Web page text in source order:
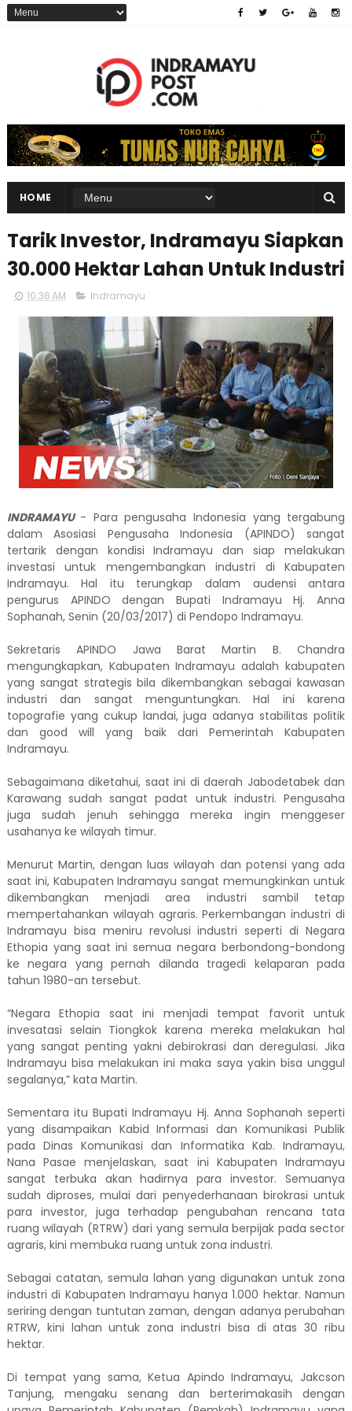
HOME
Tarik Investor, Indramayu Siapkan
30.000 Hektar Lahan Untuk Industri
10:36 AM Indramayu
INDRAMAYU - Para pengusaha Indonesia yang tergabung
dalam Asosiasi Pengusaha Indonesia (APINDO) sangat
tertarik dengan kondisi Indramayu dan siap melakukan
investasi untuk mengembangkan industri di Kabupaten
Indramayu. Hal itu terungkap dalam audensi antara
pengurus APINDO dengan Bupati Indramayu Hj. Anna
Sophanah, Senin (20/03/2017) di Pendopo Indramayu.
Sekretaris APINDO Jawa Barat Martin B. Chandra
mengungkapkan, Kabupaten Indramayu adalah kabupaten
yang sangat strategis bila dikembangkan sebagai kawasan
industri dan sangat menguntungkan. Hal ini karena
topografie yang cukup landai, juga adanya stabilitas politik
dan good will yang baik dari Pemerintah Kabupaten
Indramayu.
Sebagaimana diketahui, saat ini di daerah Jabodetabek dan
Karawang sudah sangat padat untuk industri. Pengusaha
juga sudah jenuh sehingga mereka ingin menggeser
usahanya ke wilayah timur.
Menurut Martin, dengan luas wilayah dan potensi yang ada
saat ini, Kabupaten Indramayu sangat memungkinkan untuk
dikembangkan menjadi area industri sambil tetap
mempertahankan wilayah agraris. Perkembangan industri di
Indramayu bisa meniru revolusi industri seperti di Negara
Ethopia yang saat ini semua negara berbondong-bondong
ke negara yang pernah dilanda tragedi kelaparan pada
tahun 1980-an tersebut.
“Negara Ethopia saat ini menjadi tempat favorit untuk
invesatasi selain Tiongkok karena mereka melakukan hal
yang sangat penting yakni debirokrasi dan deregulasi. Jika
Indramayu bisa melakukan ini maka saya yakin bisa unggul
segalanya,” kata Martin.
Sementara itu Bupati Indramayu Hj. Anna Sophanah seperti
yang disampaikan Kabid Informasi dan Komunikasi Publik
pada Dinas Komunikasi dan Informatika Kab. Indramayu,
Nana Pasae menjelaskan, saat ini Kabupaten Indramayu
sangat terbuka akan hadirnya para investor. Semuanya
sudah diproses, mulai dari penyederhanaan birokrasi untuk
para investor, juga terhadap pengubahan rencana tata
ruang wilayah (RTRW) dari yang semula berpijak pada sector
agraris, kini membuka ruang untuk zona industri.
Sebagai catatan, semula lahan yang digunakan untuk zona
industri di Kabupaten Indramayu hanya 1.000 hektar. Namun
seriring dengan tuntutan zaman, dengan adanya perubahan
RTRW, kini lahan untuk zona industri bisa di atas 30 ribu
hektar.
Di tempat yang sama, Ketua Apindo Indramayu, Jakcson
Tanjung, mengaku senang dan berterimakasih dengan